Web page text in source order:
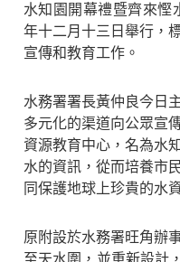
水知園開幕禮暨齊來慳
年十二月十三日舉行，
宣傳和教育工作。
水務署署長黃仲良今日
多元化的渠道向公眾宣
資源教育中心，名為水
水的資訊，從而培養市
同保護地球上珍貴的水
原附設於水務署旺角辦
至天水圍，並重新設計